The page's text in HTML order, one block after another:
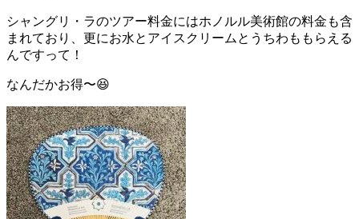
シャングリ・ラのツアー料金にはホノルル美術館の料金も含
まれており、更にお水とアイスクリームとうちわももらえる
んですって！
なんだかお得〜😆